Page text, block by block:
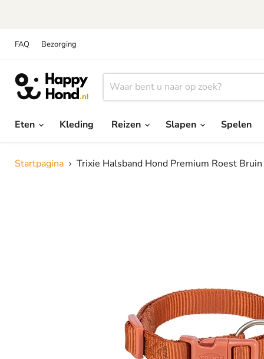
FAQ Bezorging
Eten Kleding Reizen Slapen Spelen
Startpagina Trixie Halsband Hond Premium Roest Bruin